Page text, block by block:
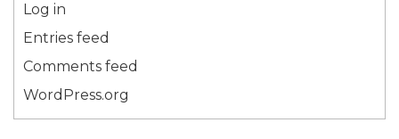
Log in
Entries feed
Comments feed
WordPress.org